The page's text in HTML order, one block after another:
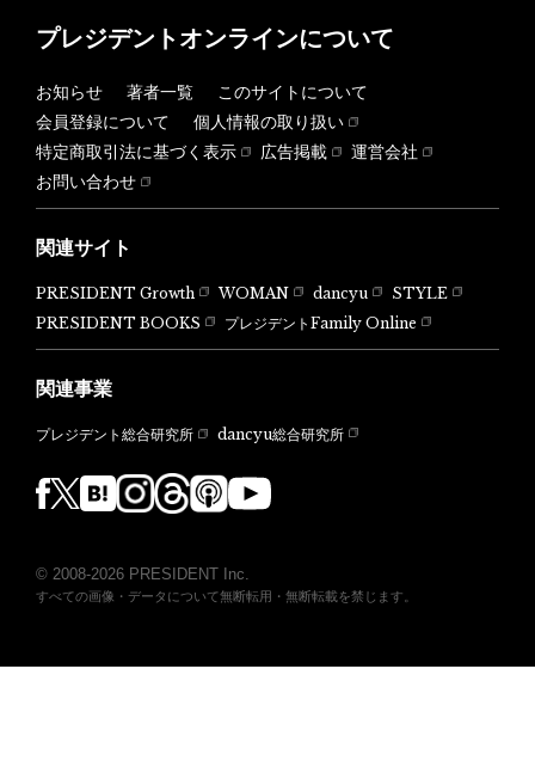
プレジデントオンラインについて
お知らせ 著者一覧
このサイトについて
会員登録について
個人情報の取り扱い
特定商取引法に基づく表示
広告掲載
運営会社
お問い合わせ
関連サイト
PRESIDENT Growth WOMAN dancyu
STYLE
PRESIDENT BOOKS
プレジデントFamily Online
関連事業
プレジデント総合研究所 dancyu総合研究所
© 2008-2026 PRESIDENT Inc.
すべての画像・データについて無断転用・無断転載を禁じます。